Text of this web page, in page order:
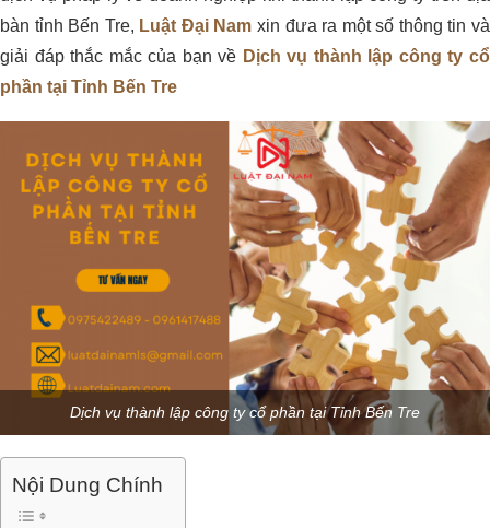
bàn tỉnh Bến Tre, Luật Đại Nam xin đưa ra một số thông tin và
giải đáp thắc mắc của bạn về Dịch vụ thành lập công ty cổ
phần tại Tỉnh Bến Tre
Dịch vụ thành lập công ty cổ phần tại Tỉnh Bến Tre
Nội Dung Chính